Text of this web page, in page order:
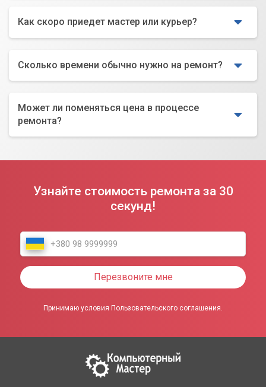
Как скоро приедет мастер или курьер?
Сколько времени обычно нужно на ремонт?
Может ли поменяться цена в процессе
ремонта?
Узнайте стоимость ремонта за 30
секунд!
Перезвоните мне
Принимаю условия Пользовательского соглашения.